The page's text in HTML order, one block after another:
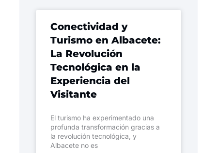
Conectividad y
Turismo en Albacete:
La Revolución
Tecnológica en la
Experiencia del
Visitante
El turismo ha experimentado una
profunda transformación gracias a
la revolución tecnológica, y
Albacete no es